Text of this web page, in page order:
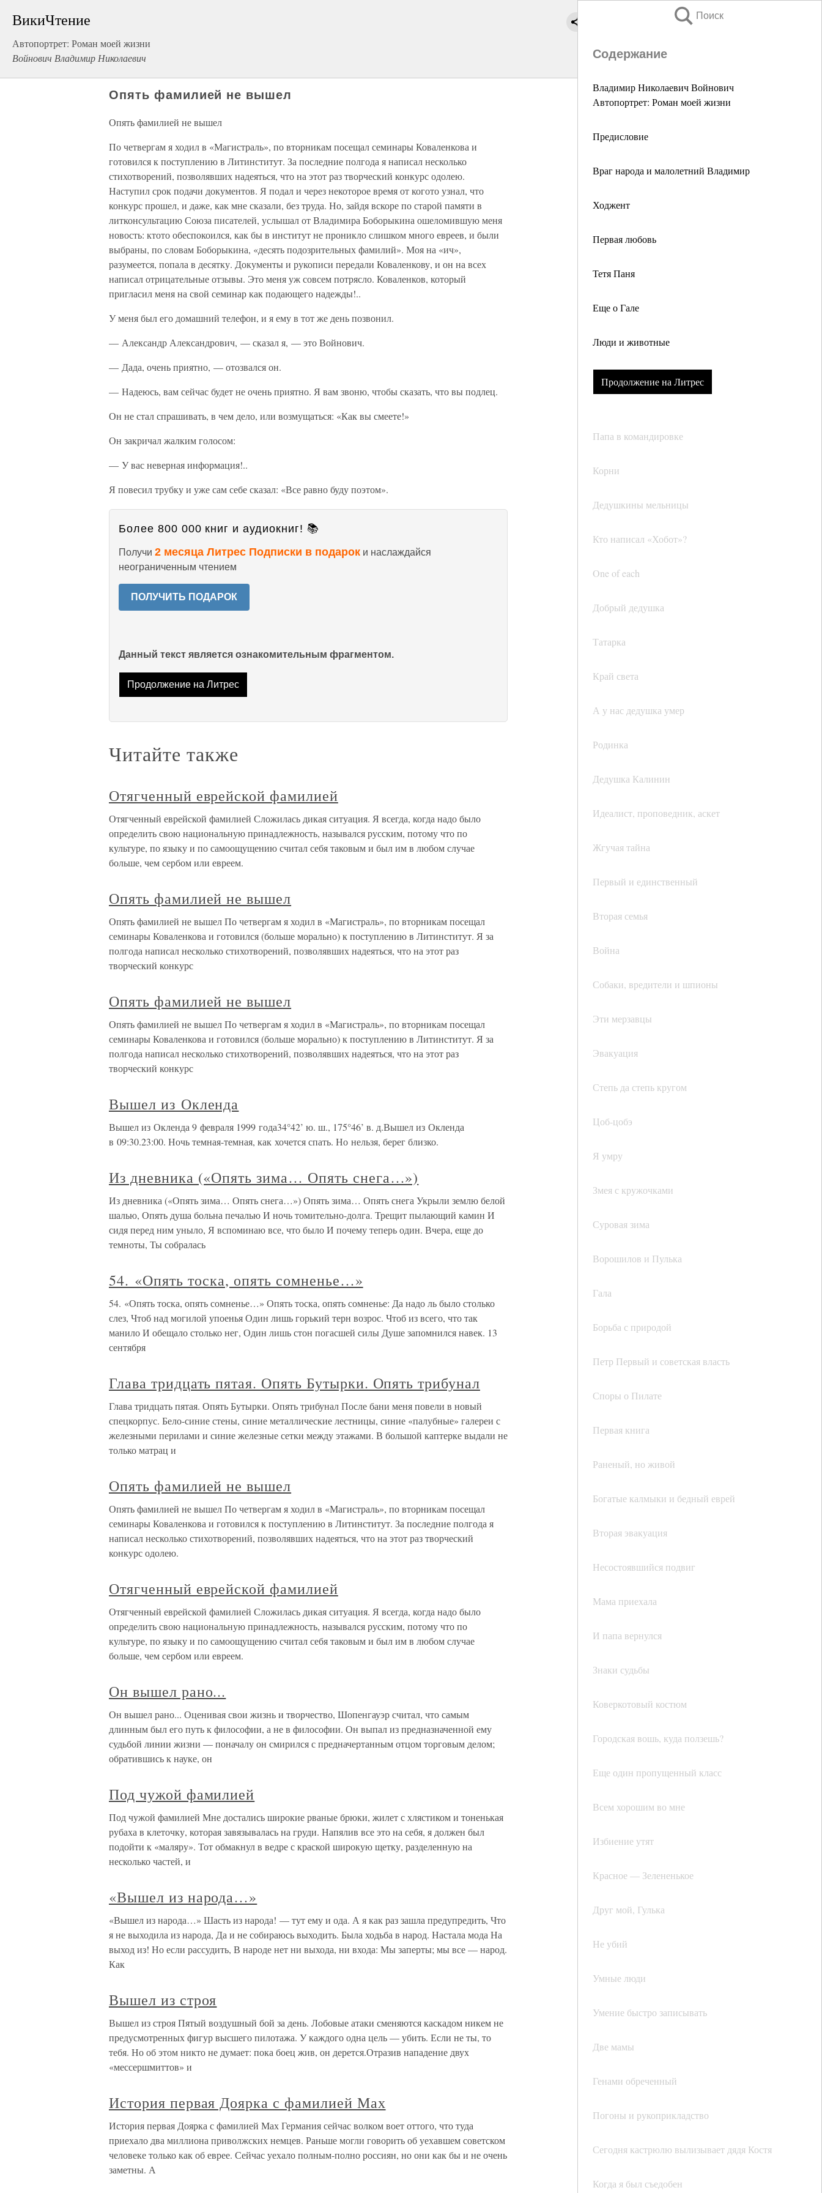
ВикиЧтение
Автопортрет: Роман моей жизни
Войнович Владимир Николаевич
Поиск
Содержание
Владимир Николаевич Войнович
Автопортрет: Роман моей жизни
Предисловие
Враг народа и малолетний Владимир
Ходжент
Первая любовь
Тетя Паня
Еще о Гале
Люди и животные
Продолжение на Литрес
Папа в командировке
Корни
Дедушкины мельницы
Кто написал «Хобот»?
One of each
Добрый дедушка
Татарка
Край света
А у нас дедушка умер
Родинка
Дедушка Калинин
Идеалист, проповедник, аскет
Жгучая тайна
Первый и единственный
Вторая семья
Война
Собаки, вредители и шпионы
Эти мерзавцы
Эвакуация
Степь да степь кругом
Цоб-цобэ
Я умру
Змея с кружочками
Суровая зима
Ворошилов и Пулька
Гала
Борьба с природой
Петр Первый и советская власть
Споры о Пилате
Первая книга
Раненый, но живой
Богатые калмыки и бедный еврей
Вторая эвакуация
Несостоявшийся подвиг
Мама приехала
И папа вернулся
Знаки судьбы
Коверкотовый костюм
Городская вошь, куда ползешь?
Еще один пропущенный класс
Всем хорошим во мне
Избиение утят
Красное — Зелененькое
Друг мой, Гулька
Не убий
Умные люди
Умение быстро записывать
Две мамы
Генами обреченный
Погоны и рукоприкладство
Сегодня кастрюлю вылизывает дядя Костя
Когда я был съедобен
Опять фамилией не вышел
Опять фамилией не вышел
По четвергам я ходил в «Магистраль», по вторникам посещал семинары Коваленкова и
готовился к поступлению в Литинститут. За последние полгода я написал несколько
стихотворений, позволявших надеяться, что на этот раз творческий конкурс одолею.
Наступил срок подачи документов. Я подал и через некоторое время от когото узнал, что
конкурс прошел, и даже, как мне сказали, без труда. Но, зайдя вскоре по старой памяти в
литконсультацию Союза писателей, услышал от Владимира Боборыкина ошеломившую меня
новость: ктото обеспокоился, как бы в институт не проникло слишком много евреев, и были
выбраны, по словам Боборыкина, «десять подозрительных фамилий». Моя на «ич»,
разумеется, попала в десятку. Документы и рукописи передали Коваленкову, и он на всех
написал отрицательные отзывы. Это меня уж совсем потрясло. Коваленков, который
пригласил меня на свой семинар как подающего надежды!..
У меня был его домашний телефон, и я ему в тот же день позвонил.
— Александр Александрович, — сказал я, — это Войнович.
— Дада, очень приятно, — отозвался он.
— Надеюсь, вам сейчас будет не очень приятно. Я вам звоню, чтобы сказать, что вы подлец.
Он не стал спрашивать, в чем дело, или возмущаться: «Как вы смеете!»
Он закричал жалким голосом:
— У вас неверная информация!..
Я повесил трубку и уже сам себе сказал: «Все равно буду поэтом».
Более 800 000 книг и аудиокниг! 📚
Получи 2 месяца Литрес Подписки в подарок и наслаждайся
неограниченным чтением
ПОЛУЧИТЬ ПОДАРОК
Данный текст является ознакомительным фрагментом.
Продолжение на Литрес
Читайте также
Отягченный еврейской фамилией
Отягченный еврейской фамилией Сложилась дикая ситуация. Я всегда, когда надо было
определить свою национальную принадлежность, назывался русским, потому что по
культуре, по языку и по самоощущению считал себя таковым и был им в любом случае
больше, чем сербом или евреем.
Опять фамилией не вышел
Опять фамилией не вышел По четвергам я ходил в «Магистраль», по вторникам посещал
семинары Коваленкова и готовился (больше морально) к поступлению в Литинститут. Я за
полгода написал несколько стихотворений, позволявших надеяться, что на этот раз
творческий конкурс
Опять фамилией не вышел
Опять фамилией не вышел По четвергам я ходил в «Магистраль», по вторникам посещал
семинары Коваленкова и готовился (больше морально) к поступлению в Литинститут. Я за
полгода написал несколько стихотворений, позволявших надеяться, что на этот раз
творческий конкурс
Вышел из Окленда
Вышел из Окленда 9 февраля 1999 года34°42’ ю. ш., 175°46’ в. д.Вышел из Окленда
в 09:30.23:00. Ночь темная-темная, как хочется спать. Но нельзя, берег близко.
Из дневника («Опять зима… Опять снега…»)
Из дневника («Опять зима… Опять снега…») Опять зима… Опять снега Укрыли землю белой
шалью, Опять душа больна печалью И ночь томительно-долга. Трещит пылающий камин И
сидя перед ним уныло, Я вспоминаю все, что было И почему теперь один. Вчера, еще до
темноты, Ты собралась
54. «Опять тоска, опять сомненье…»
54. «Опять тоска, опять сомненье…» Опять тоска, опять сомненье: Да надо ль было столько
слез, Чтоб над могилой упоенья Один лишь горький терн возрос. Чтоб из всего, что так
манило И обещало столько нег, Один лишь стон погасшей силы Душе запомнился навек. 13
сентября
Глава тридцать пятая. Опять Бутырки. Опять трибунал
Глава тридцать пятая. Опять Бутырки. Опять трибунал После бани меня повели в новый
спецкорпус. Бело-синие стены, синие металлические лестницы, синие «палубные» галереи с
железными перилами и синие железные сетки между этажами. В большой каптерке выдали не
только матрац и
Опять фамилией не вышел
Опять фамилией не вышел По четвергам я ходил в «Магистраль», по вторникам посещал
семинары Коваленкова и готовился к поступлению в Литинститут. За последние полгода я
написал несколько стихотворений, позволявших надеяться, что на этот раз творческий
конкурс одолею.
Отягченный еврейской фамилией
Отягченный еврейской фамилией Сложилась дикая ситуация. Я всегда, когда надо было
определить свою национальную принадлежность, назывался русским, потому что по
культуре, по языку и по самоощущению считал себя таковым и был им в любом случае
больше, чем сербом или евреем.
Он вышел рано...
Он вышел рано... Оценивая свои жизнь и творчество, Шопенгауэр считал, что самым
длинным был его путь к философии, а не в философии. Он выпал из предназначенной ему
судьбой линии жизни — поначалу он смирился с предначертанным отцом торговым делом;
обратившись к науке, он
Под чужой фамилией
Под чужой фамилией Мне достались широкие рваные брюки, жилет с хлястиком и тоненькая
рубаха в клеточку, которая завязывалась на груди. Напялив все это на себя, я должен был
подойти к «маляру». Тот обмакнул в ведре с краской широкую щетку, разделенную на
несколько частей, и
«Вышел из народа…»
«Вышел из народа…» Шасть из народа! — тут ему и ода. А я как раз зашла предупредить, Что
я не выходила из народа, Да и не собираюсь выходить. Была ходьба в народ. Настала мода На
выход из! Но если рассудить, В народе нет ни выхода, ни входа: Мы заперты; мы все — народ.
Как
Вышел из строя
Вышел из строя Пятый воздушный бой за день. Лобовые атаки сменяются каскадом никем не
предусмотренных фигур высшего пилотажа. У каждого одна цель — убить. Если не ты, то
тебя. Но об этом никто не думает: пока боец жив, он дерется.Отразив нападение двух
«мессершмиттов» и
История первая Доярка с фамилией Мах
История первая Доярка с фамилией Мах Германия сейчас волком воет оттого, что туда
приехало два миллиона приволжских немцев. Раньше могли говорить об уехавшем советском
человеке только как об еврее. Сейчас уехало полным-полно россиян, но они как бы и не очень
заметны. А